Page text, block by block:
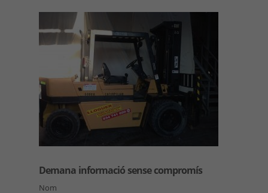
Demana informació sense compromís
Nom